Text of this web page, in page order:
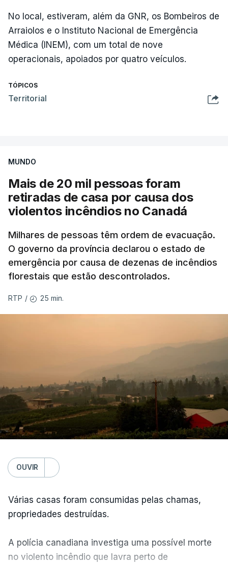
No local, estiveram, além da GNR, os Bombeiros de
Arraiolos e o Instituto Nacional de Emergência
Médica (INEM), com um total de nove
operacionais, apoiados por quatro veículos.
TÓPICOS
Territorial
MUNDO
Mais de 20 mil pessoas foram
retiradas de casa por causa dos
violentos incêndios no Canadá
Milhares de pessoas têm ordem de evacuação.
O governo da província declarou o estado de
emergência por causa de dezenas de incêndios
florestais que estão descontrolados.
RTP / 25 min.
OUVIR
Várias casas foram consumidas pelas chamas,
propriedades destruídas.
A polícia canadiana investiga uma possível morte
no violento incêndio que lavra perto de